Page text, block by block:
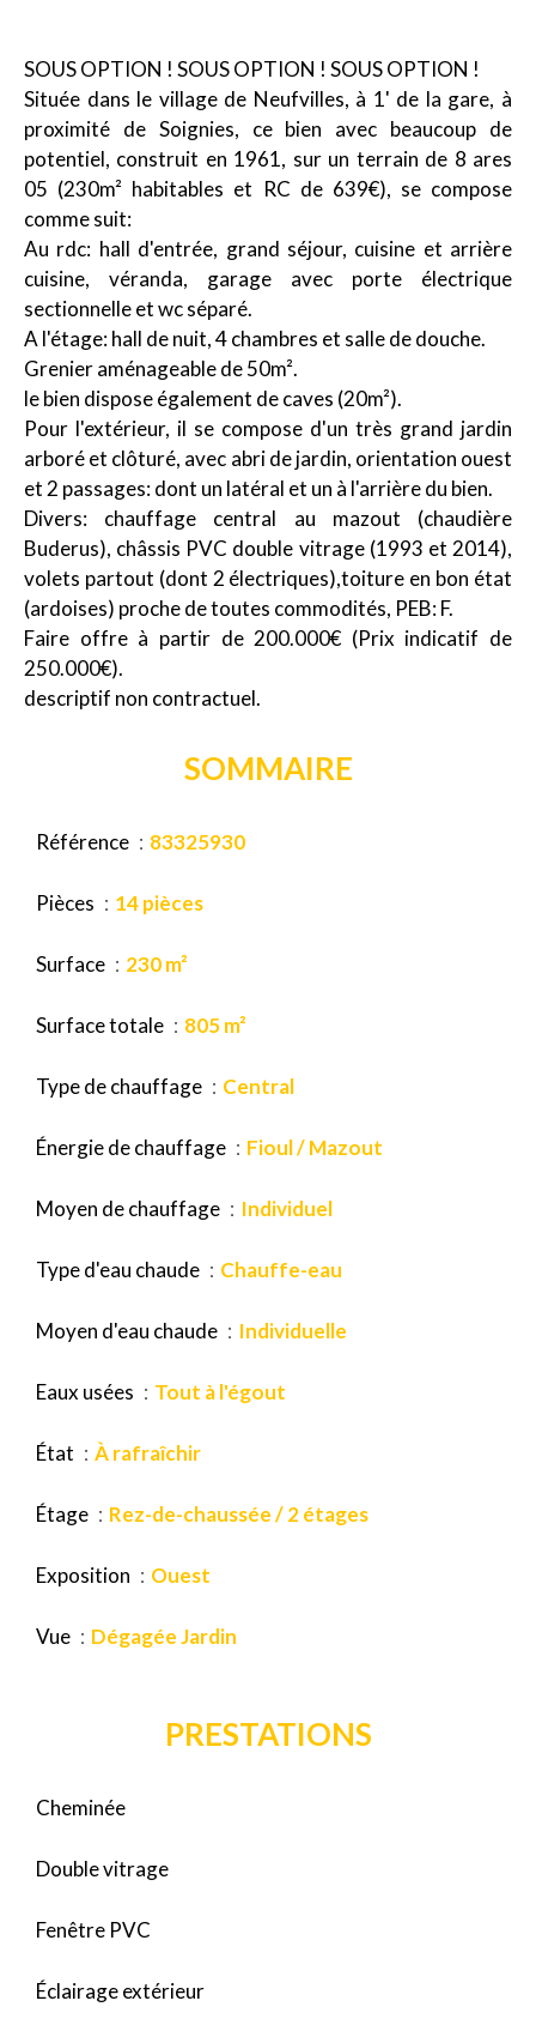
SOUS OPTION ! SOUS OPTION ! SOUS OPTION !
Située dans le village de Neufvilles, à 1' de la gare, à
proximité de Soignies, ce bien avec beaucoup de
potentiel, construit en 1961, sur un terrain de 8 ares
05 (230m² habitables et RC de 639€), se compose
comme suit:
Au rdc: hall d'entrée, grand séjour, cuisine et arrière
cuisine, véranda, garage avec porte électrique
sectionnelle et wc séparé.
A l'étage: hall de nuit, 4 chambres et salle de douche.
Grenier aménageable de 50m².
le bien dispose également de caves (20m²).
Pour l'extérieur, il se compose d'un très grand jardin
arboré et clôturé, avec abri de jardin, orientation ouest
et 2 passages: dont un latéral et un à l'arrière du bien.
Divers: chauffage central au mazout (chaudière
Buderus), châssis PVC double vitrage (1993 et 2014),
volets partout (dont 2 électriques),toiture en bon état
(ardoises) proche de toutes commodités, PEB: F.
Faire offre à partir de 200.000€ (Prix indicatif de
250.000€).
descriptif non contractuel.
SOMMAIRE
Référence 83325930
Pièces 14 pièces
Surface 230 m²
Surface totale 805 m²
Type de chauffage Central
Énergie de chauffage Fioul / Mazout
Moyen de chauffage Individuel
Type d'eau chaude Chauffe-eau
Moyen d'eau chaude Individuelle
Eaux usées Tout à l'égout
État À rafraîchir
Étage Rez-de-chaussée / 2 étages
Exposition Ouest
Vue Dégagée Jardin
PRESTATIONS
Cheminée
Double vitrage
Fenêtre PVC
Éclairage extérieur